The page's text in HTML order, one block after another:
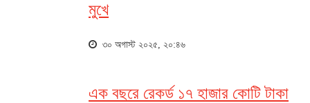
মুখে
৩০ অগাস্ট ২০২৫, ২০:৪৬
এক বছরে রেকর্ড ১৭ হাজার কোটি টাকা